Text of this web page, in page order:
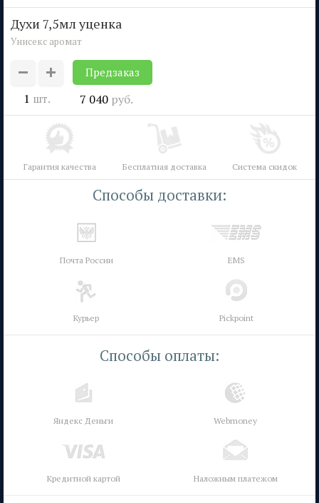
духи 7,5мл уценка
Унисекс аромат
1 шт.
Предзаказ
7 040 руб.
Гарантия качества Бесплатная доставка Система скидок
Способы доставки:
Почта России EMS
Курьер Pickpoint
Способы оплаты:
Яндекс Деньги Webmoney
Кредитной картой Наложным платежом